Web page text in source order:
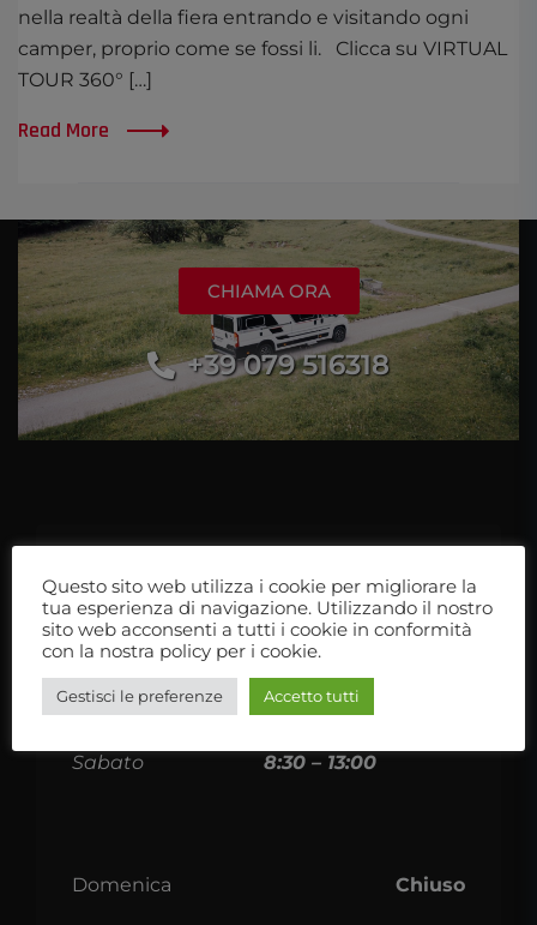
nella realtà della fiera entrando e visitando ogni
camper, proprio come se fossi li. Clicca su VIRTUAL
TOUR 360° […]
Read More
CHIAMA ORA
+39 079 516318
Orari di apertura
Lunedì – Venerdì
8:30 – 13:00
Sabato 8:30 – 13:00
Domenica Chiuso
Questo sito web utilizza i cookie per migliorare la
tua esperienza di navigazione. Utilizzando il nostro
sito web acconsenti a tutti i cookie in conformità
con la nostra policy per i cookie.
Gestisci le preferenze Accetto tutti